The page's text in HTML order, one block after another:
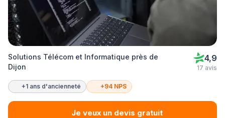
Solutions Télécom et Informatique près de
Dijon
4,9
17 avis
+1 ans d'ancienneté +94 NPS
Je veux un devis gratuit